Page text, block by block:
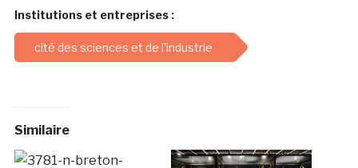
Institutions et entreprises :
cité des sciences et de l'industrie
Similaire